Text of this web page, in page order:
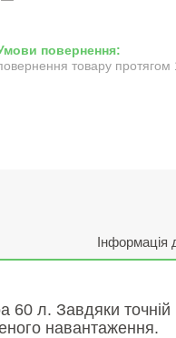
товару протягом
Інформація
л. Завдяки точній
навантаження.